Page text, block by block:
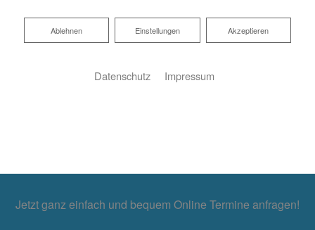
Nachfolgend können Sie unsere AGB herunterladen.
Jetzt ganz einfach und bequem Online Termine anfragen!
Akzeptieren
Einstellungen
Ablehnen
Ablehnen
Datenschutz Impressum